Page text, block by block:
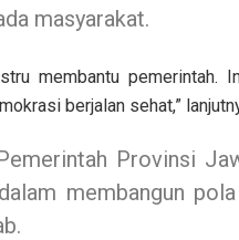
masyarakat.
membantu pemerintah.
berjalan sehat,”
Provinsi
membangun